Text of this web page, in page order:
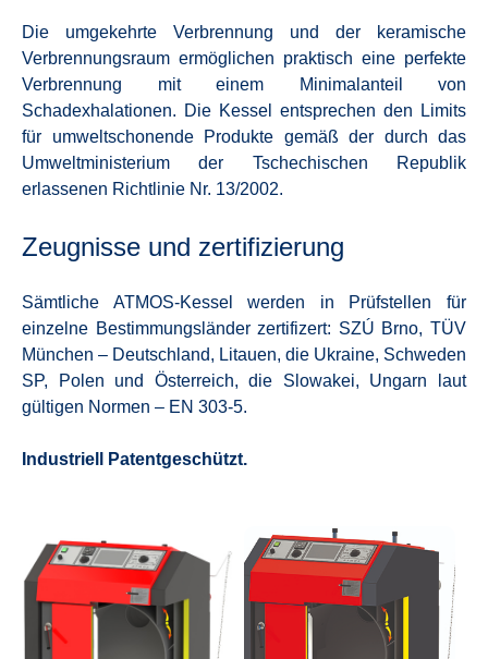
Die umgekehrte Verbrennung und der keramische
Verbrennungsraum ermöglichen praktisch eine perfekte
Verbrennung mit einem Minimalanteil von
Schadexhalationen. Die Kessel entsprechen den Limits
für umweltschonende Produkte gemäß der durch das
Umweltministerium der Tschechischen Republik
erlassenen Richtlinie Nr. 13/2002.
Zeugnisse und zertifizierung
Sämtliche ATMOS-Kessel werden in Prüfstellen für
einzelne Bestimmungsländer zertifizert: SZÚ Brno, TÜV
München – Deutschland, Litauen, die Ukraine, Schweden
SP, Polen und Österreich, die Slowakei, Ungarn laut
gültigen Normen – EN 303-5.
Industriell Patentgeschützt.